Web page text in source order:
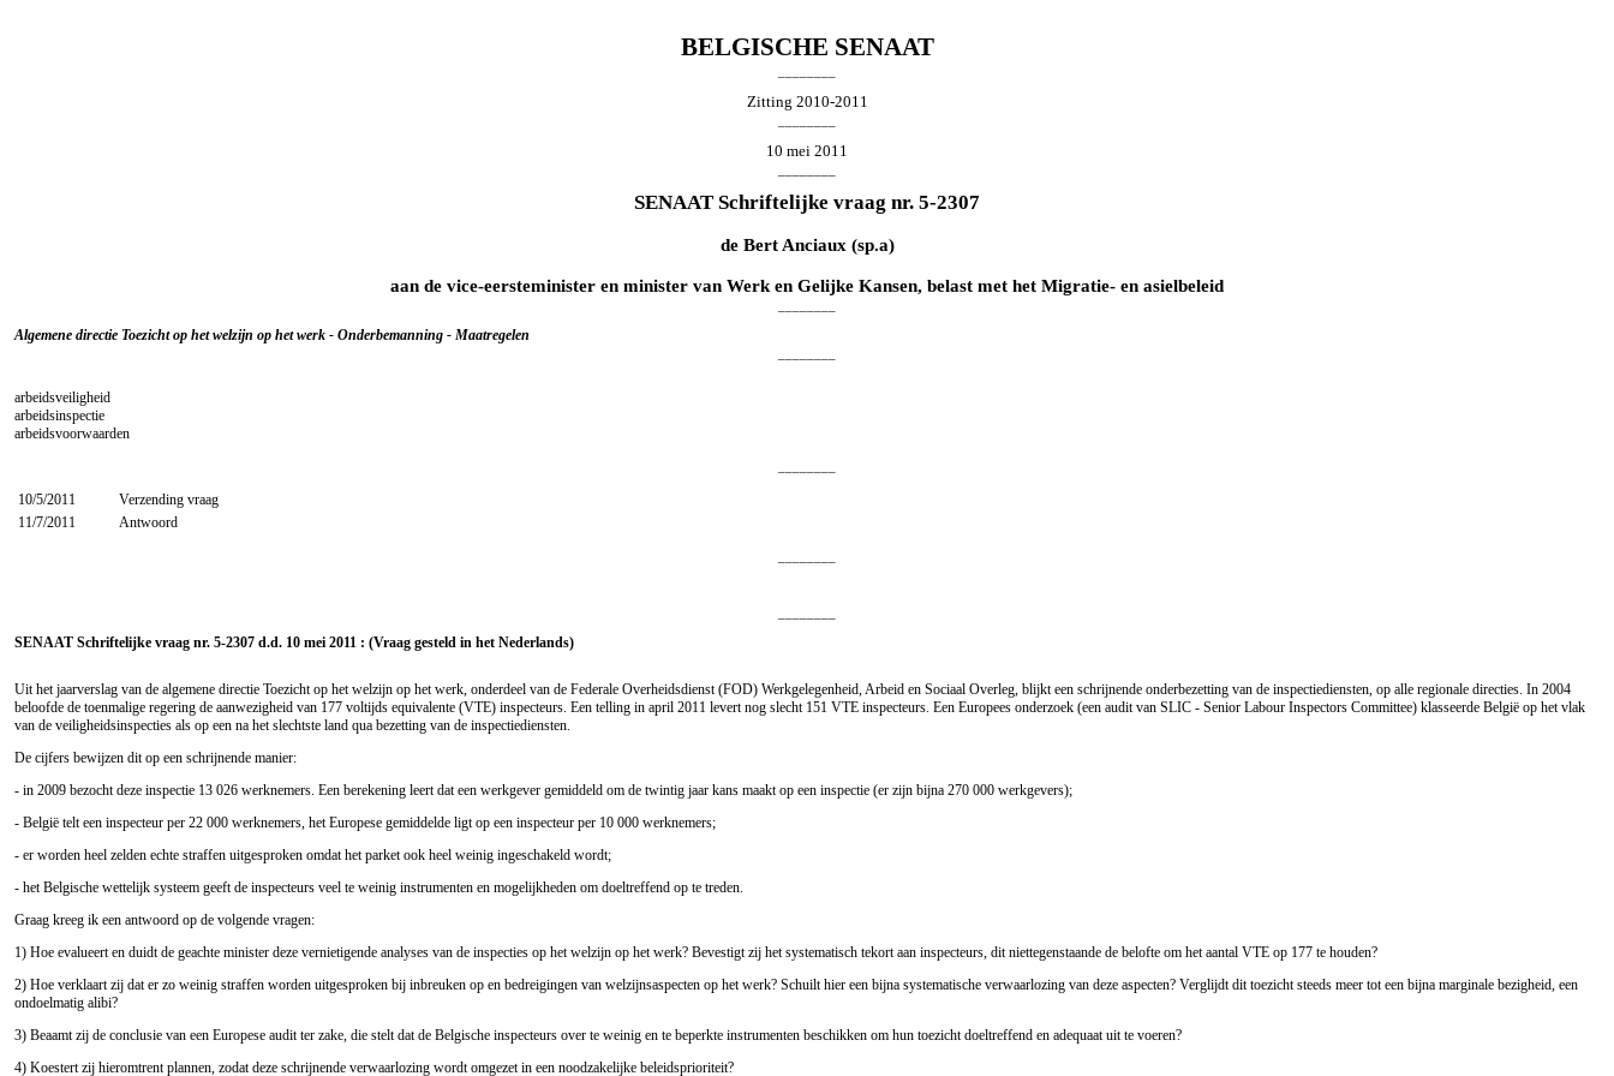
BELGISCHE SENAAT
Zitting 2010-2011
10 mei 2011
SENAAT Schriftelijke vraag nr. 5-2307
de Bert Anciaux (sp.a)
aan de vice-eersteminister en minister van Werk en Gelijke Kansen, belast met het Migratie- en asielbeleid
Algemene directie Toezicht op het welzijn op het werk - Onderbemanning - Maatregelen
arbeidsveiligheid
arbeidsinspectie
arbeidsvoorwaarden
10/5/2011
Verzending vraag
11/7/2011
Antwoord
SENAAT Schriftelijke vraag nr. 5-2307 d.d. 10 mei 2011 : (Vraag gesteld in het Nederlands)
Uit het jaarverslag van de algemene directie Toezicht op het welzijn op het werk, onderdeel van de Federale Overheidsdienst (FOD) Werkgelegenheid, Arbeid en Sociaal Overleg, blijkt een schrijnende onderbezetting van de inspectiediensten, op alle regionale directies. In 2004
beloofde de toenmalige regering de aanwezigheid van 177 voltijds equivalente (VTE) inspecteurs. Een telling in april 2011 levert nog slecht 151 VTE inspecteurs. Een Europees onderzoek (een audit van SLIC - Senior Labour Inspectors Committee) klasseerde België op het vlak
van de veiligheidsinspecties als op een na het slechtste land qua bezetting van de inspectiediensten.
De cijfers bewijzen dit op een schrijnende manier:
- in 2009 bezocht deze inspectie 13 026 werknemers. Een berekening leert dat een werkgever gemiddeld om de twintig jaar kans maakt op een inspectie (er zijn bijna 270 000 werkgevers);
- België telt een inspecteur per 22 000 werknemers, het Europese gemiddelde ligt op een inspecteur per 10 000 werknemers;
- er worden heel zelden echte straffen uitgesproken omdat het parket ook heel weinig ingeschakeld wordt;
- het Belgische wettelijk systeem geeft de inspecteurs veel te weinig instrumenten en mogelijkheden om doeltreffend op te treden.
Graag kreeg ik een antwoord op de volgende vragen:
1) Hoe evalueert en duidt de geachte minister deze vernietigende analyses van de inspecties op het welzijn op het werk? Bevestigt zij het systematisch tekort aan inspecteurs, dit niettegenstaande de belofte om het aantal VTE op 177 te houden?
2) Hoe verklaart zij dat er zo weinig straffen worden uitgesproken bij inbreuken op en bedreigingen van welzijnsaspecten op het werk? Schuilt hier een bijna systematische verwaarlozing van deze aspecten? Verglijdt dit toezicht steeds meer tot een bijna marginale bezigheid, een
ondoelmatig alibi?
3) Beaamt zij de conclusie van een Europese audit ter zake, die stelt dat de Belgische inspecteurs over te weinig en te beperkte instrumenten beschikken om hun toezicht doeltreffend en adequaat uit te voeren?
4) Koestert zij hieromtrent plannen, zodat deze schrijnende verwaarlozing wordt omgezet in een noodzakelijke beleidsprioriteit?